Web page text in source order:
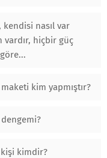
kendisi nasıl var
vardır, hiçbir güç
kim yapmıştır?
kimdir?